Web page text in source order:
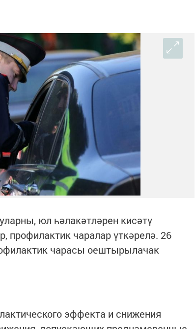
юл һәлакәтләрен кисәтү
профилактик чаралар үткәрелә. 26
чарасы оештырылачак
эффекта и снижения